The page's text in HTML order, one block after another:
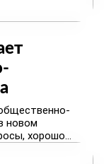
новом
хорошо...